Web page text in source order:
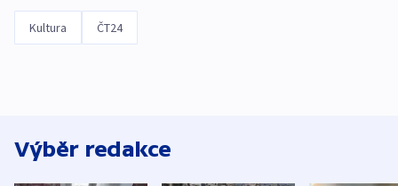
Kultura ČT24
Výběr redakce